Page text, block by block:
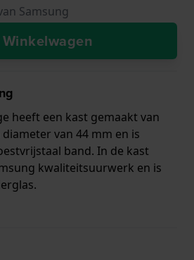
Samsung
heeft een kast gemaakt van
van 44 mm en is
band. In de kast
kwaliteitsuurwerk en is
2 jaar garantie.